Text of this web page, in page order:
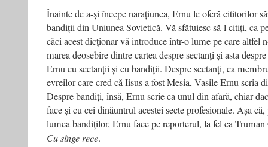
Înainte de a-și începe narațiunea, Ernu le oferă cititorilor
bandiții din Uniunea Sovietică. Vă sfătuiesc să-l citiți, ca
căci acest dicționar vă introduce într-o lume pe care altfel
marea deosebire dintre cartea despre sectanți și asta
Ernu cu sectanții și cu bandiții. Despre sectanți, ca
evreilor care cred că Iisus a fost Mesia, Vasile Ernu scria
Despre bandiți, însă, Ernu scrie ca unul din afară, chiar
face și cu cei dinăuntrul acestei secte profesionale. Așa
lumea bandiților, Ernu face pe reporterul, la fel ca
Cu sînge rece.